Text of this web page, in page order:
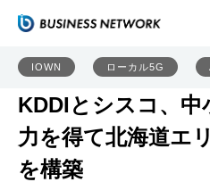
IOWN ローカル5G
KDDIとシスコ、中
力を得て北海道エ
を構築